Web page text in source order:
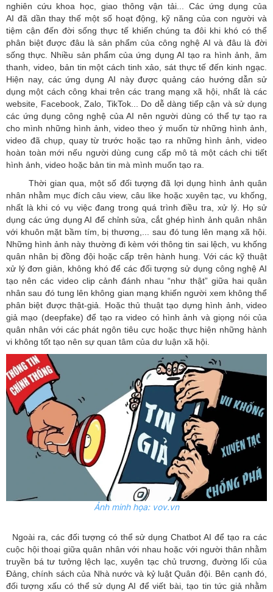
nghiên cứu khoa học, giao thông vận tải... Các ứng dụng của
AI đã dần thay thế một số hoạt động, kỹ năng của con người và
tiệm cận đến đời sống thực tế khiến chúng ta đôi khi khó có thể
phân biệt được đâu là sản phẩm của công nghệ AI và đâu là đời
sống thực. Nhiều sản phẩm của ứng dụng AI tạo ra hình ảnh, âm
thanh, video, bản tin một cách tinh xảo, sát thực tế đến kinh ngạc.
Hiện nay, các ứng dụng AI này được quảng cáo hướng dẫn sử
dụng một cách công khai trên các trang mạng xã hội, nhất là các
website, Facebook, Zalo, TikTok... Do dễ dàng tiếp cận và sử dụng
các ứng dụng công nghệ của AI nên người dùng có thể tự tạo ra
cho mình những hình ảnh, video theo ý muốn từ những hình ảnh,
video đã chụp, quay từ trước hoặc tạo ra những hình ảnh, video
hoàn toàn mới nếu người dùng cung cấp mô tả một cách chi tiết
hình ảnh, video hoặc bản tin mà mình muốn tạo ra.
Thời gian qua, một số đối tượng đã lợi dụng hình ảnh quân
nhân nhằm mục đích câu view, câu like hoặc xuyên tạc, vu khống,
nhất là khi có vụ việc đang trong quá trình điều tra, xử lý. Họ sử
dụng các ứng dụng AI để chỉnh sửa, cắt ghép hình ảnh quân nhân
với khuôn mặt bầm tím, bị thương,... sau đó tung lên mạng xã hội.
Những hình ảnh này thường đi kèm với thông tin sai lệch, vu khống
quân nhân bị đồng đội hoặc cấp trên hành hung. Với các kỹ thuật
xử lý đơn giản, không khó để các đối tượng sử dụng công nghệ AI
tạo nên các video clip cảnh đánh nhau “như thật” giữa hai quân
nhân sau đó tung lên không gian mạng khiến người xem không thể
phân biệt được thật-giả. Hoặc thủ thuật tạo dựng hình ảnh, video
giả mạo (deepfake) để tạo ra video có hình ảnh và giọng nói của
quân nhân với các phát ngôn tiêu cực hoặc thực hiện những hành
vi không tốt tạo nên sự quan tâm của dư luận xã hội.
Ảnh minh họa: vov.vn
Ngoài ra, các đối tượng có thể sử dụng Chatbot AI để tạo ra các
cuộc hội thoại giữa quân nhân với nhau hoặc với người thân nhằm
truyền bá tư tưởng lệch lạc, xuyên tạc chủ trương, đường lối của
Đảng, chính sách của Nhà nước và kỷ luật Quân đội. Bên cạnh đó,
đối tượng xấu có thể sử dụng AI để viết bài, tạo tin tức giả nhằm